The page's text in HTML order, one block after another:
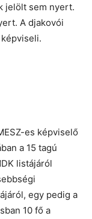
jelölt sem nyert.
A djakovói
es képviselő
a 15 tagú
listájáról
egy pedig a
10 fő a